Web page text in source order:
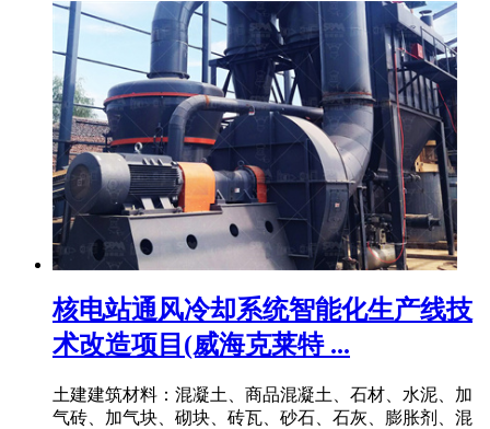
核电站通风冷却系统智能化生产线技
术改造项目(威海克莱特 ...
土建建筑材料：混凝土、商品混凝土、石材、水泥、加
气砖、加气块、砌块、砖瓦、砂石、石灰、膨胀剂、混